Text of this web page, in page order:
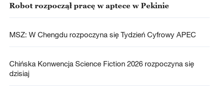
Robot rozpoczął pracę w aptece w Pekinie
MSZ: W Chengdu rozpoczyna się Tydzień Cyfrowy APEC
Chińska Konwencja Science Fiction 2026 rozpoczyna się
dzisiaj